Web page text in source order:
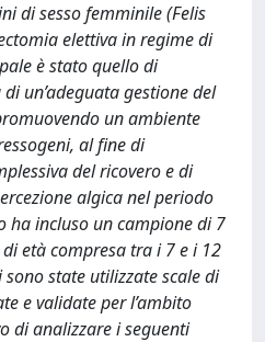
di sesso femminile (Felis
elettiva in regime di
è stato quello di
un’adeguata gestione del
un ambiente
al fine di
del ricovero e di
algica nel periodo
ha incluso un campione di 7
età compresa tra i 7 e i 12
state utilizzate scale di
e validate per l’ambito
di analizzare i seguenti